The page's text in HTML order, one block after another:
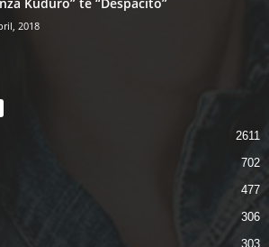
2018
2611
702
477
306
303